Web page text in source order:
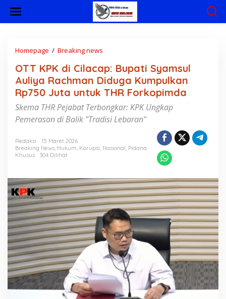
w
Homepage / Breaking news
T
K
P
K
d
C
a
p
:
B
u
p
a
t
i
S
y
m
s
u
OTT KPK di Cilacap: Bupati Syamsul
Auliya Rachman Diduga Kumpulkan
Rp750 Juta untuk THR Forkopimda
Skema THR Pejabat Terbongkar: KPK Ungkap
Pemerasan di Balik "Tradisi Lebaran"
Redaksi
15 Maret 2026
Breaking News, Hukum, Korupsi, Nasional, Pidana
Khusus
304 Dilihat